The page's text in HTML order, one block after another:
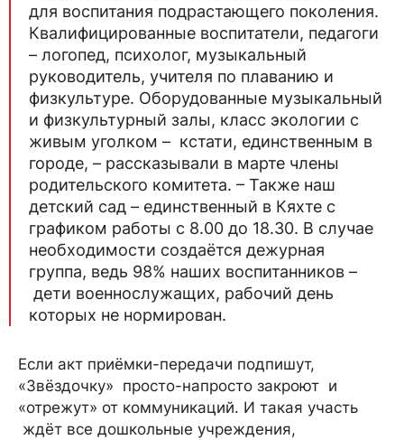
для воспитания подрастающего поколения.
Квалифицированные воспитатели, педагоги
– логопед, психолог, музыкальный
руководитель, учителя по плаванию и
физкультуре. Оборудованные музыкальный
и физкультурный залы, класс экологии с
живым уголком – кстати, единственным в
городе, – рассказывали в марте члены
родительского комитета. – Также наш
детский сад – единственный в Кяхте с
графиком работы с 8.00 до 18.30. В случае
необходимости создаётся дежурная
группа, ведь 98% наших воспитанников –
дети военнослужащих, рабочий день
которых не нормирован.
Если акт приёмки-передачи подпишут,
«Звёздочку» просто-напросто закроют и
«отрежут» от коммуникаций. И такая участь
ждёт все дошкольные учреждения,